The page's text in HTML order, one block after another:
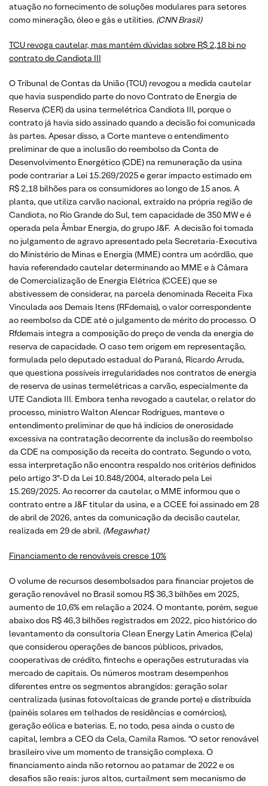
atuação no fornecimento de soluções modulares para setores
como mineração, óleo e gás e utilities. (CNN Brasil)
TCU revoga cautelar, mas mantém dúvidas sobre R$ 2,18 bi no
contrato de Candiota III
O Tribunal de Contas da União (TCU) revogou a medida cautelar
que havia suspendido parte do novo Contrato de Energia de
Reserva (CER) da usina termelétrica Candiota III, porque o
contrato já havia sido assinado quando a decisão foi comunicada
às partes. Apesar disso, a Corte manteve o entendimento
preliminar de que a inclusão do reembolso da Conta de
Desenvolvimento Energético (CDE) na remuneração da usina
pode contrariar a Lei 15.269/2025 e gerar impacto estimado em
R$ 2,18 bilhões para os consumidores ao longo de 15 anos. A
planta, que utiliza carvão nacional, extraído na própria região de
Candiota, no Rio Grande do Sul, tem capacidade de 350 MW e é
operada pela Âmbar Energia, do grupo J&F. A decisão foi tomada
no julgamento de agravo apresentado pela Secretaria-Executiva
do Ministério de Minas e Energia (MME) contra um acórdão, que
havia referendado cautelar determinando ao MME e à Câmara
de Comercialização de Energia Elétrica (CCEE) que se
abstivessem de considerar, na parcela denominada Receita Fixa
Vinculada aos Demais Itens (RFdemais), o valor correspondente
ao reembolso da CDE até o julgamento de mérito do processo. O
Rfdemais integra a composição do preço de venda da energia de
reserva de capacidade. O caso tem origem em representação,
formulada pelo deputado estadual do Paraná, Ricardo Arruda,
que questiona possíveis irregularidades nos contratos de energia
de reserva de usinas termelétricas a carvão, especialmente da
UTE Candiota III. Embora tenha revogado a cautelar, o relator do
processo, ministro Walton Alencar Rodrigues, manteve o
entendimento preliminar de que há indícios de onerosidade
excessiva na contratação decorrente da inclusão do reembolso
da CDE na composição da receita do contrato. Segundo o voto,
essa interpretação não encontra respaldo nos critérios definidos
pelo artigo 3º-D da Lei 10.848/2004, alterado pela Lei
15.269/2025. Ao recorrer da cautelar, o MME informou que o
contrato entre a J&F titular da usina, e a CCEE foi assinado em 28
de abril de 2026, antes da comunicação da decisão cautelar,
realizada em 29 de abril. (Megawhat)
Financiamento de renováveis cresce 10%
O volume de recursos desembolsados para financiar projetos de
geração renovável no Brasil somou R$ 36,3 bilhões em 2025,
aumento de 10,6% em relação a 2024. O montante, porém, segue
abaixo dos R$ 46,3 bilhões registrados em 2022, pico histórico do
levantamento da consultoria Clean Energy Latin America (Cela)
que considerou operações de bancos públicos, privados,
cooperativas de crédito, fintechs e operações estruturadas via
mercado de capitais. Os números mostram desempenhos
diferentes entre os segmentos abrangidos: geração solar
centralizada (usinas fotovoltaicas de grande porte) e distribuída
(painéis solares em telhados de residências e comércios),
geração eólica e baterias. E, no todo, pesa ainda o custo de
capital, lembra a CEO da Cela, Camila Ramos. “O setor renovável
brasileiro vive um momento de transição complexa. O
financiamento ainda não retornou ao patamar de 2022 e os
desafios são reais: juros altos, curtailment sem mecanismo de